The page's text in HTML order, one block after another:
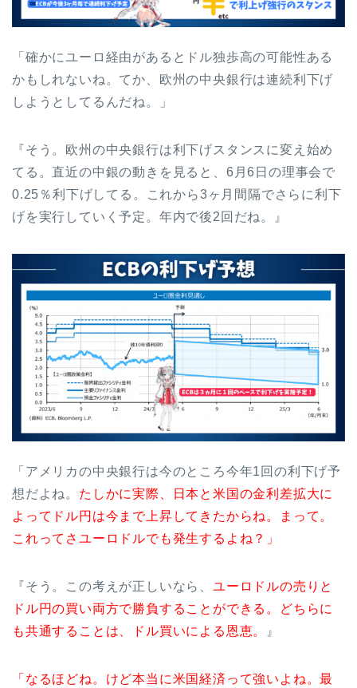
「確かにユーロ経由があるとドル独歩高の可能性ある
かもしれないね。てか、欧州の中央銀行は連続利下げ
しようとしてるんだね。」
『そう。欧州の中央銀行は利下げスタンスに変え始め
てる。直近の中銀の動きを見ると、6月6日の理事会で
0.25％利下げしてる。これから3ヶ月間隔でさらに利下
げを実行していく予定。年内で後2回だね。』
「アメリカの中央銀行は今のところ今年1回の利下げ予
想だよね。 たしかに実際、日本と米国の金利差拡大に
よってドル円は今まで上昇してきたからね。まって。
これってさユーロドルでも発生するよね？」
『そう。この考えが正しいなら、ユーロドルの売りと
ドル円の買い両方で勝負することができる。どちらに
も共通することは、ドル買いによる恩恵。
』
「なるほどね。けど本当に米国経済って強いよね。最